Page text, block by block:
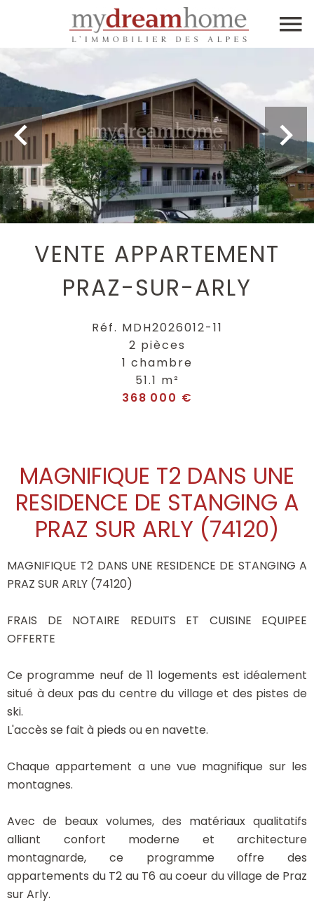
VENTE APPARTEMENT
PRAZ-SUR-ARLY
Réf. MDH2026012-11
2 pièces
1 chambre
51.1 m²
368 000 €
MAGNIFIQUE T2 DANS UNE
RESIDENCE DE STANGING A
PRAZ SUR ARLY (74120)
MAGNIFIQUE T2 DANS UNE RESIDENCE DE STANGING A
PRAZ SUR ARLY (74120)
FRAIS DE NOTAIRE REDUITS ET CUISINE EQUIPEE
OFFERTE
Ce programme neuf de 11 logements est idéalement
situé à deux pas du centre du village et des pistes de
ski.
L'accès se fait à pieds ou en navette.
Chaque appartement a une vue magnifique sur les
montagnes.
Avec de beaux volumes, des matériaux qualitatifs
alliant confort moderne et architecture
montagnarde, ce programme offre des
appartements du T2 au T6 au coeur du village de Praz
sur Arly.